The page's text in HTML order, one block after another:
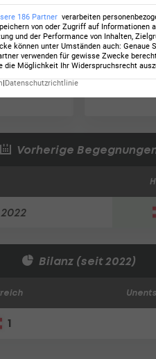
Vorherige
Bilanz (seit 2022)
1
186 Partner verarbeiten
von oder Zugriff auf Informationen
und der Performance von Inhalten,
können unter Umständen auch: Genaue
verwenden für gewisse Zwecke
die Möglichkeit Ihr Widerspruchsrecht
|Datenschutzrichtlinie